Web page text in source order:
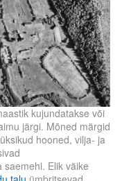
kujundatakse või
järgi. Mõned märgid
hooned, vilja- ja
Elik väike